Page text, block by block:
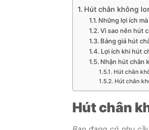
Hút chân không
Những lợi ích
Vì sao nên hút
Bảng giá hút
Lợi ích khi hút
Nhận hút chân
Hút chân
Hút chân
Hút chân